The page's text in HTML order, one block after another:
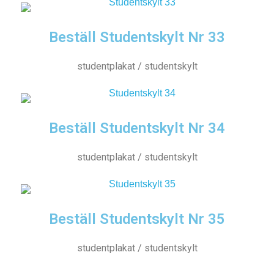
Beställ Studentskylt Nr 33
studentplakat / studentskylt
Beställ Studentskylt Nr 34
studentplakat / studentskylt
Beställ Studentskylt Nr 35
studentplakat / studentskylt